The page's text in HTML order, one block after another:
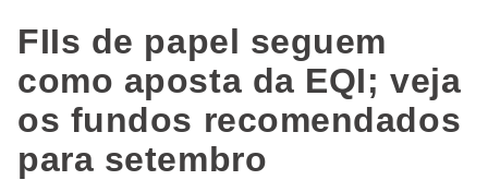
FIIs de papel seguem
como aposta da EQI; veja
os fundos recomendados
para setembro